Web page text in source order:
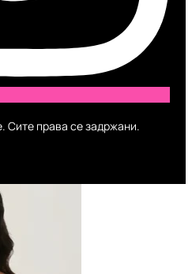
Сите права се задржани.